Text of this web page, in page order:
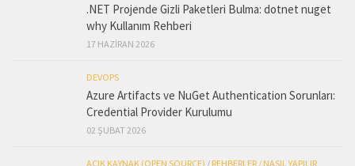
.NET Projende Gizli Paketleri Bulma: dotnet nuget
why Kullanım Rehberi
17 HAZIRAN 2026
DEVOPS
Azure Artifacts ve NuGet Authentication Sorunları:
Credential Provider Kurulumu
02 ŞUBAT 2026
AÇIK KAYNAK (OPEN SOURCE) / REHBERLER / NASIL YAPILIR